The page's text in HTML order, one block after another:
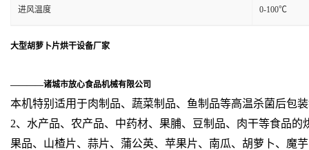
进风温度 0-100℃
大型胡萝卜片烘干设备厂家
————诸城市放心食品机械有限公司
本机特别适用于肉制品、蔬菜制品、鱼制品等高温杀菌后包
2、水产品、农产品、中药材、果脯、豆制品、肉干等食品
果品、山楂片、蒜片、蒲公英、苹果片、南瓜、胡萝卜、魔